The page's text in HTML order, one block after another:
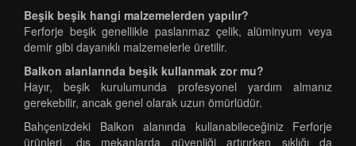
Beşik beşik hangi malzemelerden yapılır?
Ferforje beşik genellikle paslanmaz çelik, alüminyum veya
demir gibi dayanıklı malzemelerle üretilir.
Balkon alanlarında beşik kullanmak zor mu?
Hayır, beşik kurulumunda profesyonel yardım almanız
gerekebilir, ancak genel olarak uzun ömürlüdür.
Bahçenizdeki Balkon alanında kullanabileceğiniz Ferforje
ürünleri, dış mekanlarda güvenliği artırırken şıklığı da